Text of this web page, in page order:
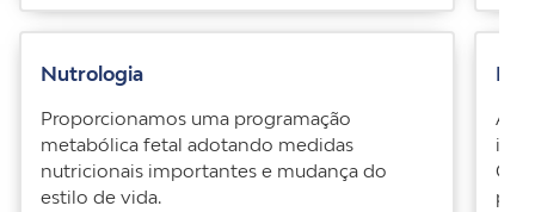
Nutrologia
Proporcionamos uma programação
metabólica fetal adotando medidas
nutricionais importantes e mudança do
estilo de vida.
A